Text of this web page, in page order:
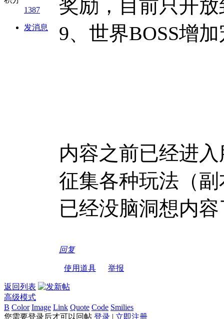
1387
发消息
奖励，目前只开
9、世界BOSS增
内容之前已经进
征集各种玩法（
已经没脑洞想内
回复
使用道具 举报
返回列表
高级模式
B Color Image Link Quote Code Smilies
您需要登录后才可以回帖 登录 | 立即注册